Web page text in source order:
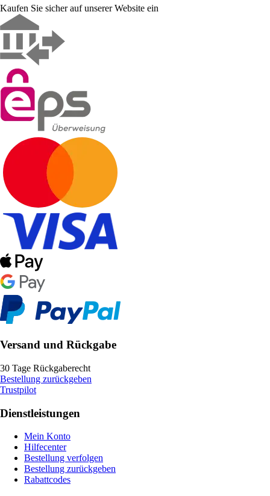
Kaufen Sie sicher auf unserer Website ein
Versand und Rückgabe
30 Tage Rückgaberecht
Bestellung zurückgeben
Trustpilot
Dienstleistungen
Mein Konto
Hilfecenter
Bestellung verfolgen
Bestellung zurückgeben
Rabattcodes